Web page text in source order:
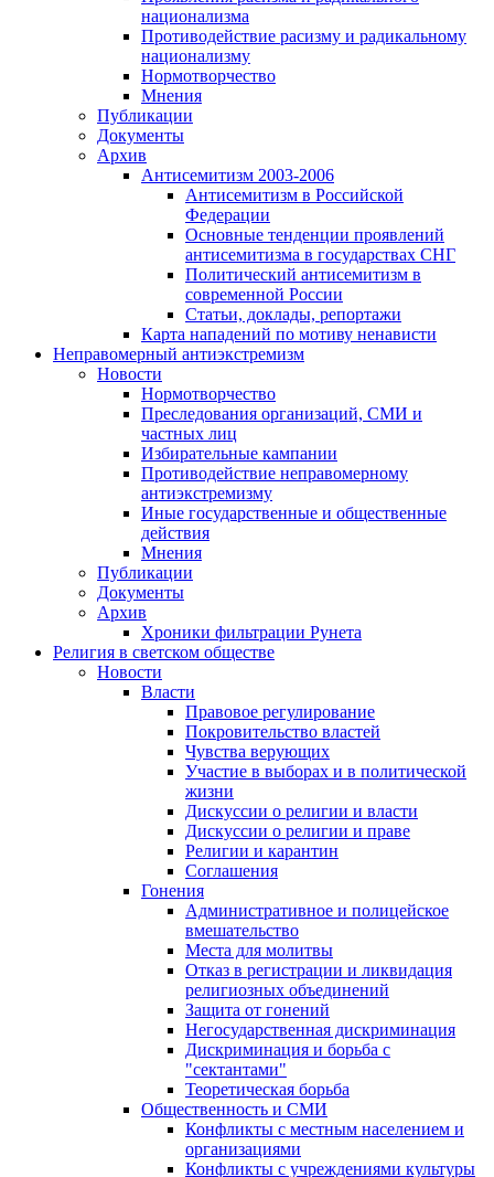
национализма
Противодействие расизму и радикальному
национализму
Нормотворчество
Мнения
Публикации
Документы
Архив
Антисемитизм 2003-2006
Антисемитизм в Российской
Федерации
Основные тенденции проявлений
антисемитизма в государствах СНГ
Политический антисемитизм в
современной России
Статьи, доклады, репортажи
Карта нападений по мотиву ненависти
Неправомерный антиэкстремизм
Новости
Нормотворчество
Преследования организаций, СМИ и
частных лиц
Избирательные кампании
Противодействие неправомерному
антиэкстремизму
Иные государственные и общественные
действия
Мнения
Публикации
Документы
Архив
Хроники фильтрации Рунета
Религия в светском обществе
Новости
Власти
Правовое регулирование
Покровительство властей
Чувства верующих
Участие в выборах и в политической
жизни
Дискуссии о религии и власти
Дискуссии о религии и праве
Религии и карантин
Соглашения
Гонения
Административное и полицейское
вмешательство
Места для молитвы
Отказ в регистрации и ликвидация
религиозных объединений
Защита от гонений
Негосударственная дискриминация
Дискриминация и борьба с
"сектантами"
Теоретическая борьба
Общественность и СМИ
Конфликты с местным населением и
организациями
Конфликты с учреждениями культуры